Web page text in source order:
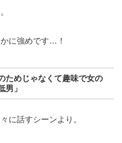
に強めです…！
ためじゃなくて趣味で女の
男」
に話すシーンより。